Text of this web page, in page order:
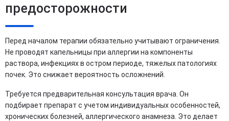
предосторожности
Перед началом терапии обязательно учитывают ограничения.
Не проводят капельницы при аллергии на компоненты
раствора, инфекциях в остром периоде, тяжелых патологиях
почек. Это снижает вероятность осложнений.
Требуется предварительная консультация врача. Он
подбирает препарат с учетом индивидуальных особенностей,
хронических болезней, аллергического анамнеза. Это делает